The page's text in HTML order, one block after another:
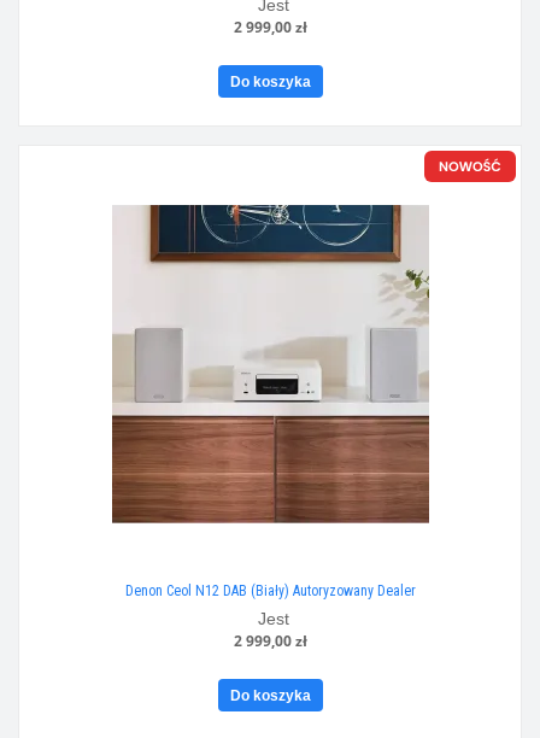
Jest
2 999,00 zł
Do koszyka
Denon Ceol N12 DAB (Biały) Autoryzowany Dealer
Jest
2 999,00 zł
Do koszyka